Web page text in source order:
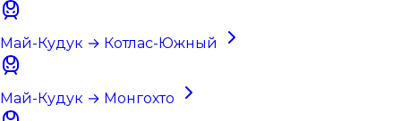
Май-Кудук → Котлас-Южный
Май-Кудук → Монгохто